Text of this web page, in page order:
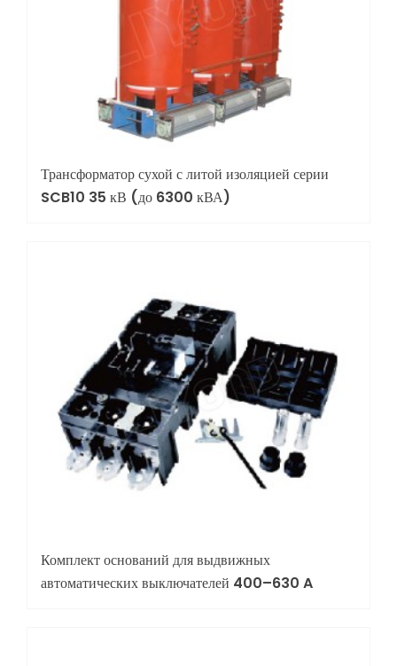
Трансформатор сухой с литой изоляцией серии
SCB10 35 кВ (до 6300 кВА)
Комплект оснований для выдвижных
автоматических выключателей 400–630 A